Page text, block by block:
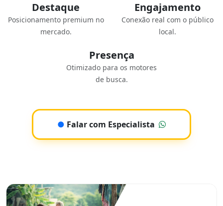
Destaque
Posicionamento premium no
mercado.
Engajamento
Conexão real com o público
local.
Presença
Otimizado para os motores
de busca.
● Falar com Especialista